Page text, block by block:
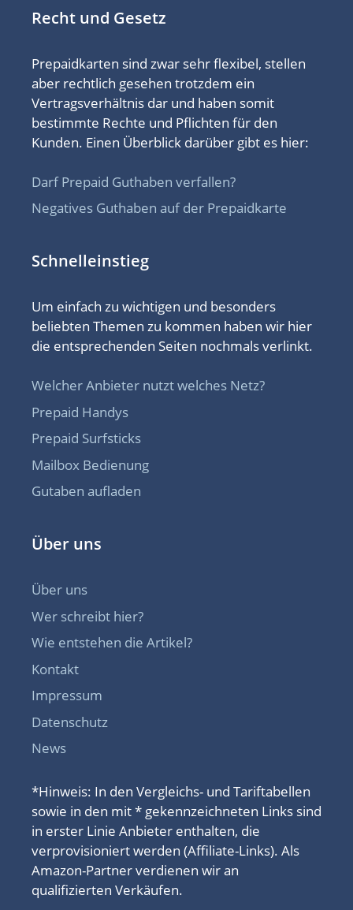
Recht und Gesetz
Prepaidkarten sind zwar sehr flexibel, stellen
aber rechtlich gesehen trotzdem ein
Vertragsverhältnis dar und haben somit
bestimmte Rechte und Pflichten für den
Kunden. Einen Überblick darüber gibt es hier:
Darf Prepaid Guthaben verfallen?
Negatives Guthaben auf der Prepaidkarte
Schnelleinstieg
Um einfach zu wichtigen und besonders
beliebten Themen zu kommen haben wir hier
die entsprechenden Seiten nochmals verlinkt.
Welcher Anbieter nutzt welches Netz?
Prepaid Handys
Prepaid Surfsticks
Mailbox Bedienung
Gutaben aufladen
Über uns
Über uns
Wer schreibt hier?
Wie entstehen die Artikel?
Kontakt
Impressum
Datenschutz
News
*Hinweis: In den Vergleichs- und Tariftabellen
sowie in den mit * gekennzeichneten Links sind
in erster Linie Anbieter enthalten, die
verprovisioniert werden (Affiliate-Links). Als
Amazon-Partner verdienen wir an
qualifizierten Verkäufen.